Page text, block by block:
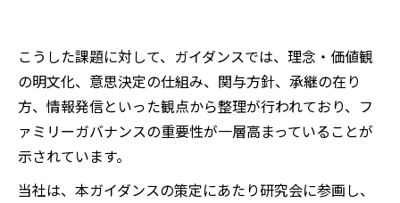
こうした課題に対して、ガイダンスでは、理念・価値観
の明文化、意思決定の仕組み、関与方針、承継の在り
方、情報発信といった観点から整理が行われており、フ
ァミリーガバナンスの重要性が一層高まっていることが
示されています。
当社は、本ガイダンスの策定にあたり研究会に参画し、